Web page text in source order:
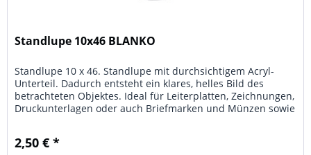
Standlupe 10x46 BLANKO
Standlupe 10 x 46. Standlupe mit durchsichtigem Acryl-
Unterteil. Dadurch entsteht ein klares, helles Bild des
betrachteten Objektes. Ideal für Leiterplatten, Zeichnungen,
Druckunterlagen oder auch Briefmarken und Münzen sowie
2,50 € *